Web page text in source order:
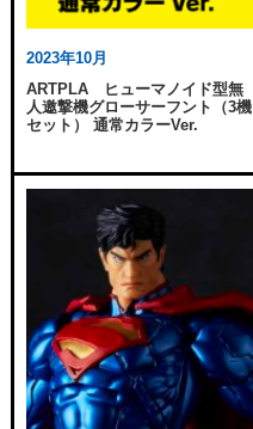
2023年10月
ARTPLA ヒューマノイド型無
人邀撃機グローサーフント（3機
セット） 通常カラーVer.